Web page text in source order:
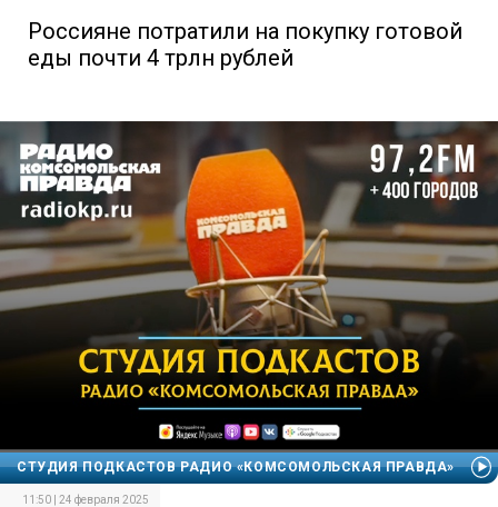
Россияне потратили на покупку готовой
еды почти 4 трлн рублей
СТУДИЯ ПОДКАСТОВ РАДИО «КОМСОМОЛЬСКАЯ ПРАВДА»
11:50 | 24 февраля 2025